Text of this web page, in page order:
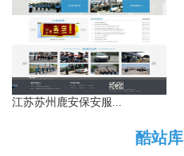
江苏苏州鹿安保安服...
酷站库